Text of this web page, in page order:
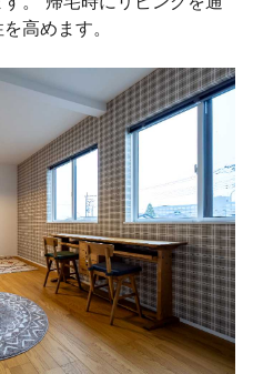
高めます。